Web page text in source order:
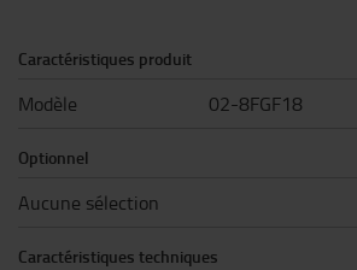
Caractéristiques produit
Modèle 02-8FGF18
Optionnel
Aucune sélection
Caractéristiques techniques